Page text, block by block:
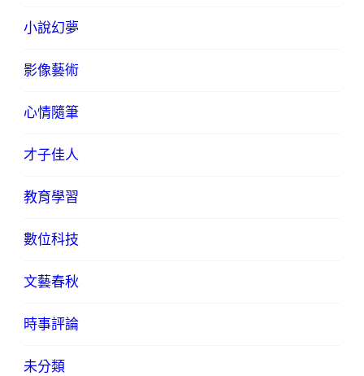
小說幻夢
影像藝術
心情隨筆
才子佳人
教育學習
數位科技
文藝春秋
時事評論
未分類